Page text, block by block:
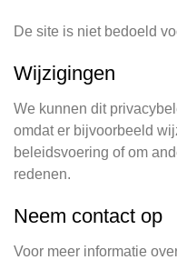
De site is niet bedoeld
Wijzigingen
We kunnen dit
omdat er bijvoorbeeld
beleidsvoering of om
redenen.
Neem contact op
Voor meer informatie